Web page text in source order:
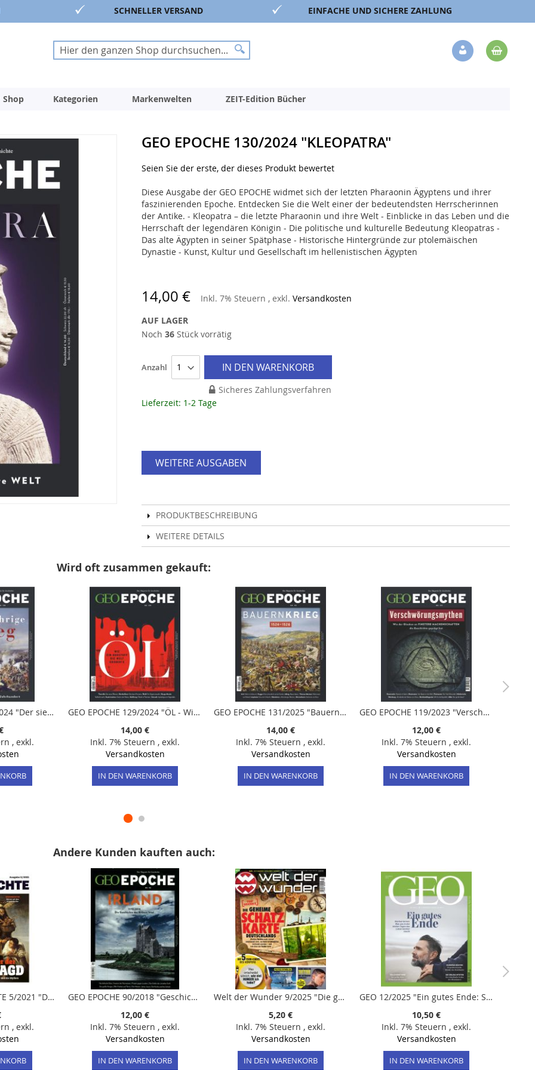
SCHNELLER VERSAND EINFACHE UND SICHERE ZAHLUNG
Suche
Suche
Veränderung
Shop Kategorien Markenwelten ZEIT-Edition Bücher
GEO EPOCHE 130/2024 "KLEOPATRA"
Seien Sie der erste, der dieses Produkt bewertet
Diese Ausgabe der GEO EPOCHE widmet sich der letzten Pharaonin Ägyptens und ihrer
faszinierenden Epoche. Entdecken Sie die Welt einer der bedeutendsten Herrscherinnen
der Antike. - Kleopatra – die letzte Pharaonin und ihre Welt - Einblicke in das Leben und die
Herrschaft der legendären Königin - Die politische und kulturelle Bedeutung Kleopatras -
Das alte Ägypten in seiner Spätphase - Historische Hintergründe zur ptolemäischen
Dynastie - Kunst, Kultur und Gesellschaft im hellenistischen Ägypten
14,00 € Inkl. 7% Steuern , exkl. Versandkosten
AUF LAGER
Noch 36Stück vorrätig
Anzahl IN DEN WARENKORB
Sicheres Zahlungsverfahren
Lieferzeit: 1-2 Tage
WEITERE AUSGABEN
PRODUKTBESCHREIBUNG
WEITERE DETAILS
Wird oft zusammen gekauft:
GEO EPOCHE 128/2024 "Der siebenjährige Krieg"
, exkl.
GEO EPOCHE 129/2024 "ÖL - Wie ein Rohstoff die Welt eroberte"
14,00 €
Inkl. 7% Steuern , exkl.
Versandkosten
IN DEN WARENKORB
GEO EPOCHE 131/2025 "Bauernkrieg"
14,00 €
Inkl. 7% Steuern , exkl.
Versandkosten
IN DEN WARENKORB
GEO EPOCHE 119/2023 "Verschwörungsmythen"
12,00 €
Inkl. 7% Steuern , exkl.
Versandkosten
IN DEN WARENKORB
Andere Kunden kauften auch:
SPIEGEL GESCHICHTE 5/2021 "Das Zeitalter der Hexenjagd"
, exkl.
GEO EPOCHE 90/2018 "Geschichte Irlands"
12,00 €
Inkl. 7% Steuern , exkl.
Versandkosten
IN DEN WARENKORB
Welt der Wunder 9/2025 "Die geheime Schatzkarte Deutschlands"
5,20 €
Inkl. 7% Steuern , exkl.
Versandkosten
IN DEN WARENKORB
GEO 12/2025 "Ein gutes Ende: Sterben lernen - Was uns in den letzten Tagen das Leben leichter macht"
10,50 €
Inkl. 7% Steuern , exkl.
Versandkosten
IN DEN WARENKORB